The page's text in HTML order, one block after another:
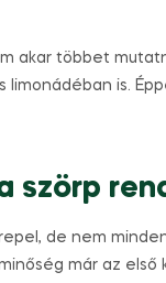
akar többet
limonádéban is.
szörp
de nem
már az